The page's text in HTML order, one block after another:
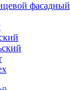
фасадный